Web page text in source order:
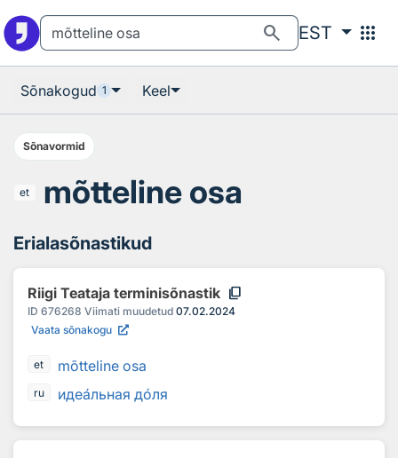
search EST apps
Sõnakogud 1 Keel
Sõnavormid
et mõtteline osa
Erialasõnastikud
Riigi Teataja terminisõnastik content_copy
ID 676268 Viimati muudetud 07.02.2024
Vaata sõnakogu
et mõtteline osa
ru идеальная доля